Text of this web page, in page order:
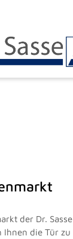
der Dr. Sasse
die Tür zu